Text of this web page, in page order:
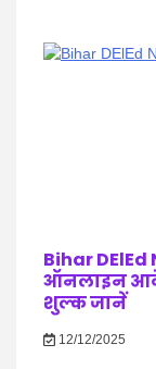
Bihar
ऑनलाइन
शुल्क जानें
12/12/2025